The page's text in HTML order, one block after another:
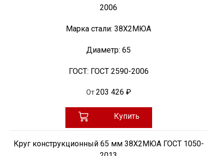
2006
Марка стали: 38Х2МЮА
Диаметр: 65
ГОСТ: ГОСТ 2590-2006
От 203 426 ₽
Купить
Круг конструкционный 65 мм 38Х2МЮА ГОСТ 1050-